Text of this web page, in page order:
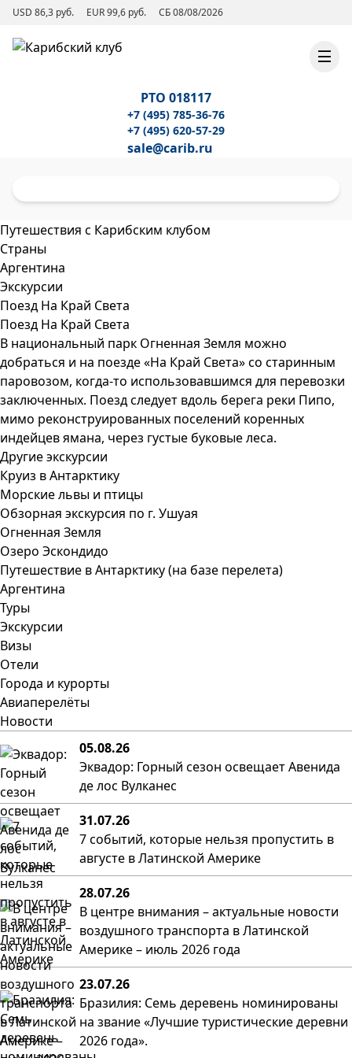
USD 86,3 руб. EUR 99,6 руб. СБ 08/08/2026
РТО 018117
+7 (495) 785-36-76
+7 (495) 620-57-29
sale@carib.ru
Путешествия с Карибским клубом
Страны
Аргентина
Экскурсии
Поезд На Край Света
Поезд На Край Света
В национальный парк Огненная Земля можно
добраться и на поезде «На Край Света» со старинным
паровозом, когда-то использовавшимся для перевозки
заключенных. Поезд следует вдоль берега реки Пипо,
мимо реконструированных поселений коренных
индейцев ямана, через густые буковые леса.
Другие экскурсии
Круиз в Антарктику
Морские львы и птицы
Обзорная экскурсия по г. Ушуая
Огненная Земля
Озеро Эскондидо
Путешествие в Антарктику (на базе перелета)
Аргентина
Туры
Экскурсии
Визы
Отели
Города и курорты
Авиаперелёты
Новости
05.08.26
Эквадор: Горный сезон освещает Авенида
де лос Вулканес
31.07.26
7 событий, которые нельзя пропустить в
августе в Латинской Америке
28.07.26
В центре внимания – актуальные новости
воздушного транспорта в Латинской
Америке – июль 2026 года
23.07.26
Бразилия: Семь деревень номинированы
на звание «Лучшие туристические деревни
2026 года».